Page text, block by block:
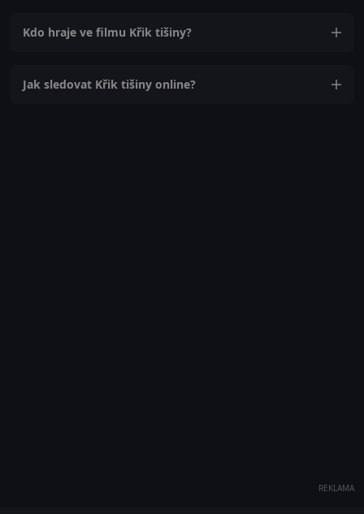
Kdo hraje ve filmu Křik tišiny?
Jak sledovat Křik tišiny online?
REKLAMA